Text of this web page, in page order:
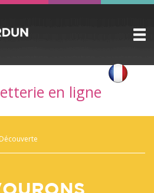
FAIRE en ligne
Découverte